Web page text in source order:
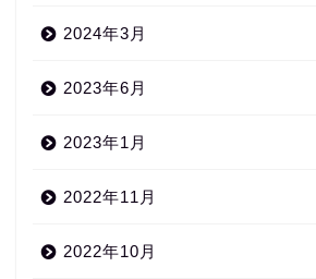
2024年3月
2023年6月
2023年1月
2022年11月
2022年10月